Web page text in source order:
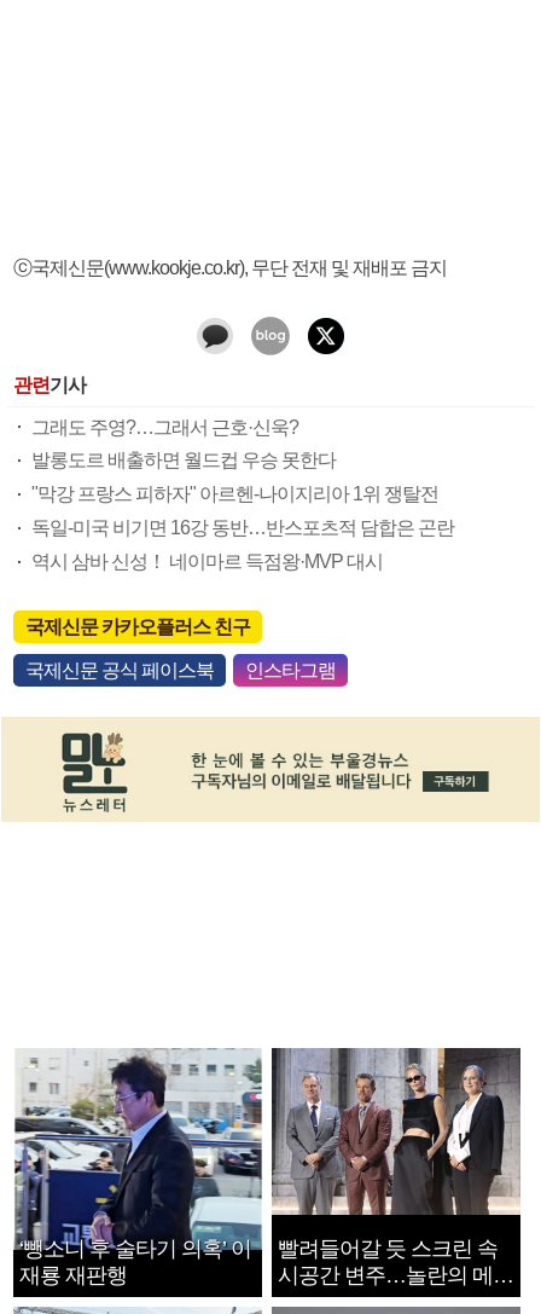
ⓒ국제신문(www.kookje.co.kr), 무단 전재 및 재배포 금지
관련기사
그래도 주영?…그래서 근호·신욱?
발롱도르 배출하면 월드컵 우승 못한다
"막강 프랑스 피하자" 아르헨-나이지리아 1위 쟁탈전
독일-미국 비기면 16강 동반…반스포츠적 담합은 곤란
역시 삼바 신성！ 네이마르 득점왕·MVP 대시
국제신문 카카오플러스 친구
국제신문 공식 페이스북 인스타그램
‘뺑소니 후 술타기 의혹’ 이
재룡 재판행
빨려들어갈 듯 스크린 속
시공간 변주…놀란의 메시
지는 ‘전쟁 속죄’